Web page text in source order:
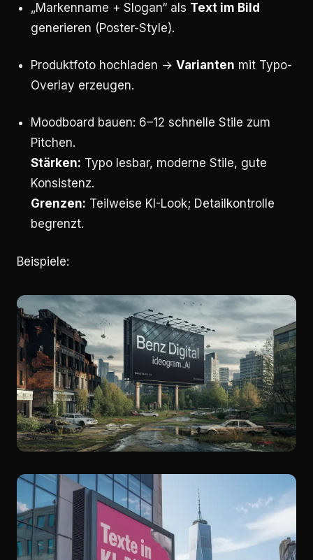
„Markenname + Slogan“ als Text im Bild
generieren (Poster-Style).
Produktfoto hochladen → Varianten mit Typo-
Overlay erzeugen.
Moodboard bauen: 6–12 schnelle Stile zum
Pitchen.
Stärken: Typo lesbar, moderne Stile, gute
Konsistenz.
Grenzen: Teilweise KI-Look; Detailkontrolle
begrenzt.
Beispiele: